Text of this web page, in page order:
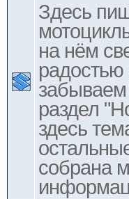
Здесь
на нём
радостью
забываем
раздел
здесь
собрана